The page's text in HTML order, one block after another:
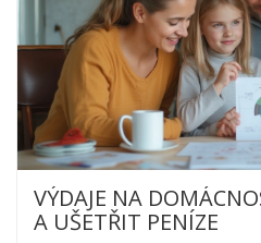
VÝDAJE NA
A UŠETŘIT PENÍZE